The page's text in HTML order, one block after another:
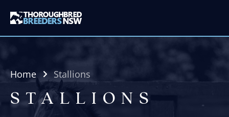
Home Stallions
STALLIONS